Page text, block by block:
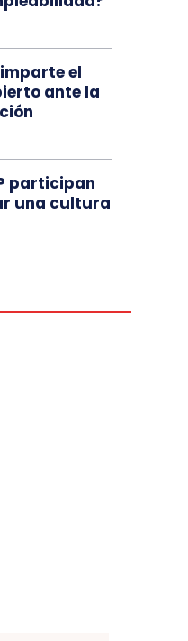
el
ante la
participan
una cultura